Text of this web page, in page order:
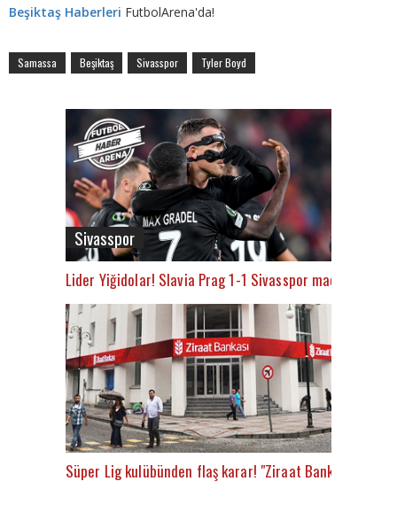
Beşiktaş Haberleri FutbolArena'da!
Samassa Beşiktaş Sivasspor Tyler Boyd
Sivasspor
Lider Yiğidolar! Slavia Prag 1-1 Sivasspor maç özeti ve
Süper Lig kulübünden flaş karar! "Ziraat Bankası’na